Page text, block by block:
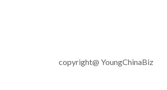
copyright@ YoungChinaBiz